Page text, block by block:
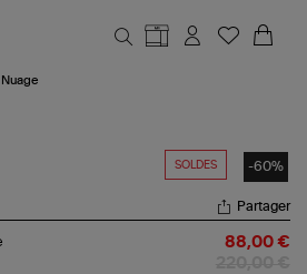
SOLDES -60%
Partager
88,00 €